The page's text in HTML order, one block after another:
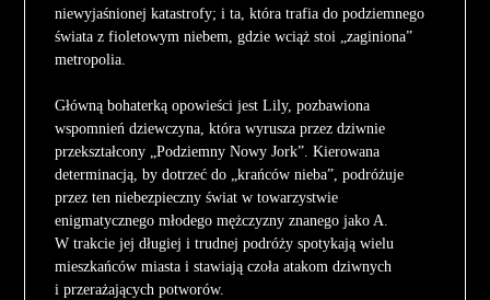
niewyjaśnionej katastrofy; i ta, która trafia do podziemnego
świata z fioletowym niebem, gdzie wciąż stoi „zaginiona”
metropolia.
Główną bohaterką opowieści jest Lily, pozbawiona
wspomnień dziewczyna, która wyrusza przez dziwnie
przekształcony „Podziemny Nowy Jork”. Kierowana
determinacją, by dotrzeć do „krańców nieba”, podróżuje
przez ten niebezpieczny świat w towarzystwie
enigmatycznego młodego mężczyzny znanego jako A.
W trakcie jej długiej i trudnej podróży spotykają wielu
mieszkańców miasta i stawiają czoła atakom dziwnych
i przerażających potworów.